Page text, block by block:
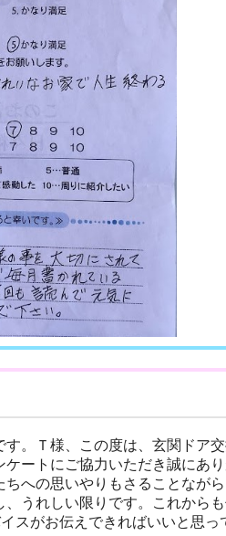
。Ｔ様、この度は、玄関ドア
ートにご協力いただき誠にあ
への思いやりもさることなが
うれしい限りです。これから
スがお伝えできればいいと思っ